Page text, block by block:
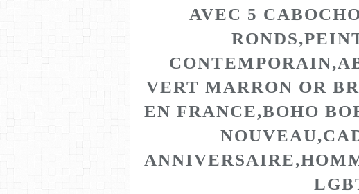
AVEC 5
VERT MARRON OR
EN FRANCE,BOHO